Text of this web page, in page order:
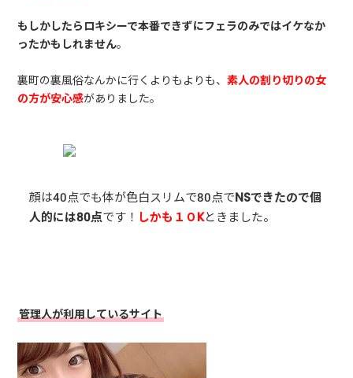
もしかしたらロキシーで本番できずにフェラのみではイケなか
ったかもしれません。
裏町の裏風俗なんかに行くよりもよりも、素人の割り切りの女
の方が安心感がありました。
顔は40点でも体が色白スリムで80点でNSできたので個
人的には80点です！ しかも１０Kときました。
管理人が利用しているサイト